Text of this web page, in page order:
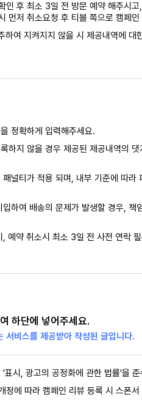
인 후 최소 3일 전 방문 예약 해주시
먼저 취소요청 후 티블 쪽으로 캠페
여 지켜지지 않을 시 제공내역에 대
정확하게 입력해주세요.
하지 않을 경우 제공된 제공내역의
널티가 적용 되며, 내부 기준에 따라
하여 배송의 문제가 발생할 경우, 책
예약 취소시 최소 3일 전 사전 연락
하단에 넣어주세요.
서비스를 제공받아 작성된 글입니다.
시, 광고의 공정화에 관한 법률'을
에 따라 캠페인 리뷰 등록 시 스폰